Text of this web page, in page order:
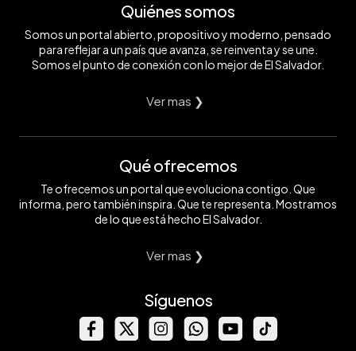
Quiénes somos
Somos un portal abierto, propositivo y moderno, pensado
para reflejar a un país que avanza, se reinventa y se une.
Somos el punto de conexión con lo mejor de El Salvador.
Ver mas ❯
Qué ofrecemos
Te ofrecemos un portal que evoluciona contigo. Que
informa, pero también inspira. Que te representa. Mostramos
de lo que está hecho El Salvador.
Ver mas ❯
Síguenos